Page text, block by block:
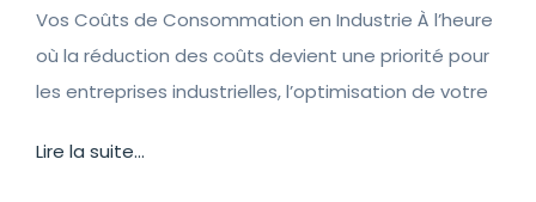
Vos Coûts de Consommation en Industrie À l’heure
où la réduction des coûts devient une priorité pour
les entreprises industrielles, l’optimisation de votre
Lire la suite...